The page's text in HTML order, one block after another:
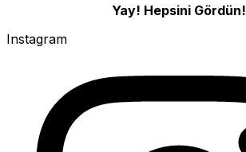
Yay! Hepsini Gördün!
Instagram